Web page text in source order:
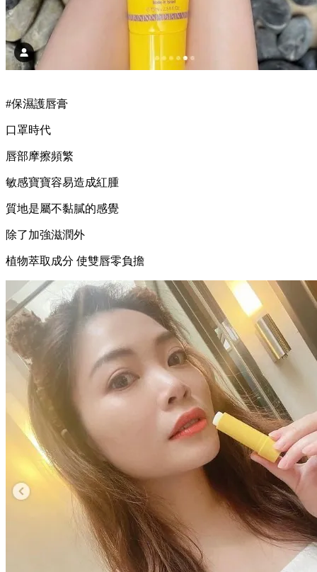
#保濕護唇膏
口罩時代
唇部摩擦頻繁
敏感寶寶容易造成紅腫
質地是屬不黏膩的感覺
除了加強滋潤外
植物萃取成分 使雙唇零負擔